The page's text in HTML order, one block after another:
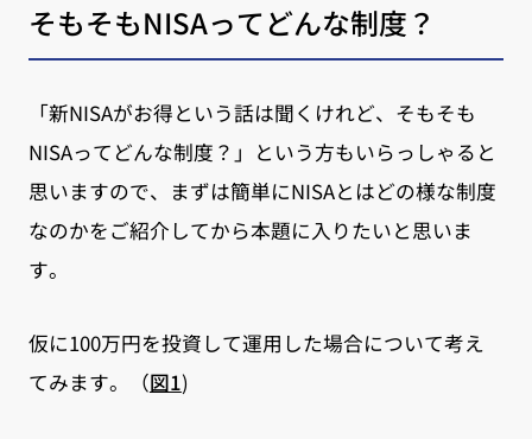
そもそもNISAってどんな制度？
「新NISAがお得という話は聞くけれど、そもそも
NISAってどんな制度？」という方もいらっしゃると
思いますので、まずは簡単にNISAとはどの様な制度
なのかをご紹介してから本題に入りたいと思いま
す。
仮に100万円を投資して運用した場合について考え
てみます。（図1)